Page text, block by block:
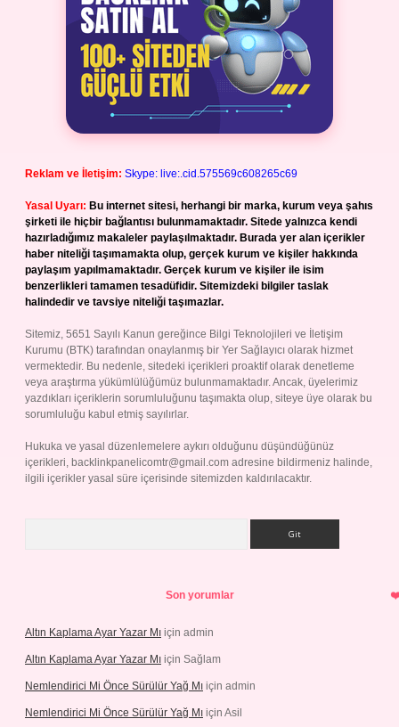
Reklam ve İletişim: Skype: live:.cid.575569c608265c69
Yasal Uyarı: Bu internet sitesi, herhangi bir marka, kurum veya şahıs
şirketi ile hiçbir bağlantısı bulunmamaktadır. Sitede yalnızca kendi
hazırladığımız makaleler paylaşılmaktadır. Burada yer alan içerikler
haber niteliği taşımamakta olup, gerçek kurum ve kişiler hakkında
paylaşım yapılmamaktadır. Gerçek kurum ve kişiler ile isim
benzerlikleri tamamen tesadüfidir. Sitemizdeki bilgiler taslak
halindedir ve tavsiye niteliği taşımazlar.
Sitemiz, 5651 Sayılı Kanun gereğince Bilgi Teknolojileri ve İletişim
Kurumu (BTK) tarafından onaylanmış bir Yer Sağlayıcı olarak hizmet
vermektedir. Bu nedenle, sitedeki içerikleri proaktif olarak denetleme
veya araştırma yükümlülüğümüz bulunmamaktadır. Ancak, üyelerimiz
yazdıkları içeriklerin sorumluluğunu taşımakta olup, siteye üye olarak bu
sorumluluğu kabul etmiş sayılırlar.
Hukuka ve yasal düzenlemelere aykırı olduğunu düşündüğünüz
içerikleri, backlinkpanelicomtr@gmail.com adresine bildirmeniz halinde,
ilgili içerikler yasal süre içerisinde sitemizden kaldırılacaktır.
Son yorumlar
Altın Kaplama Ayar Yazar Mı için admin
Altın Kaplama Ayar Yazar Mı için Sağlam
Nemlendirici Mi Önce Sürülür Yağ Mı için admin
Nemlendirici Mi Önce Sürülür Yağ Mı için Asil